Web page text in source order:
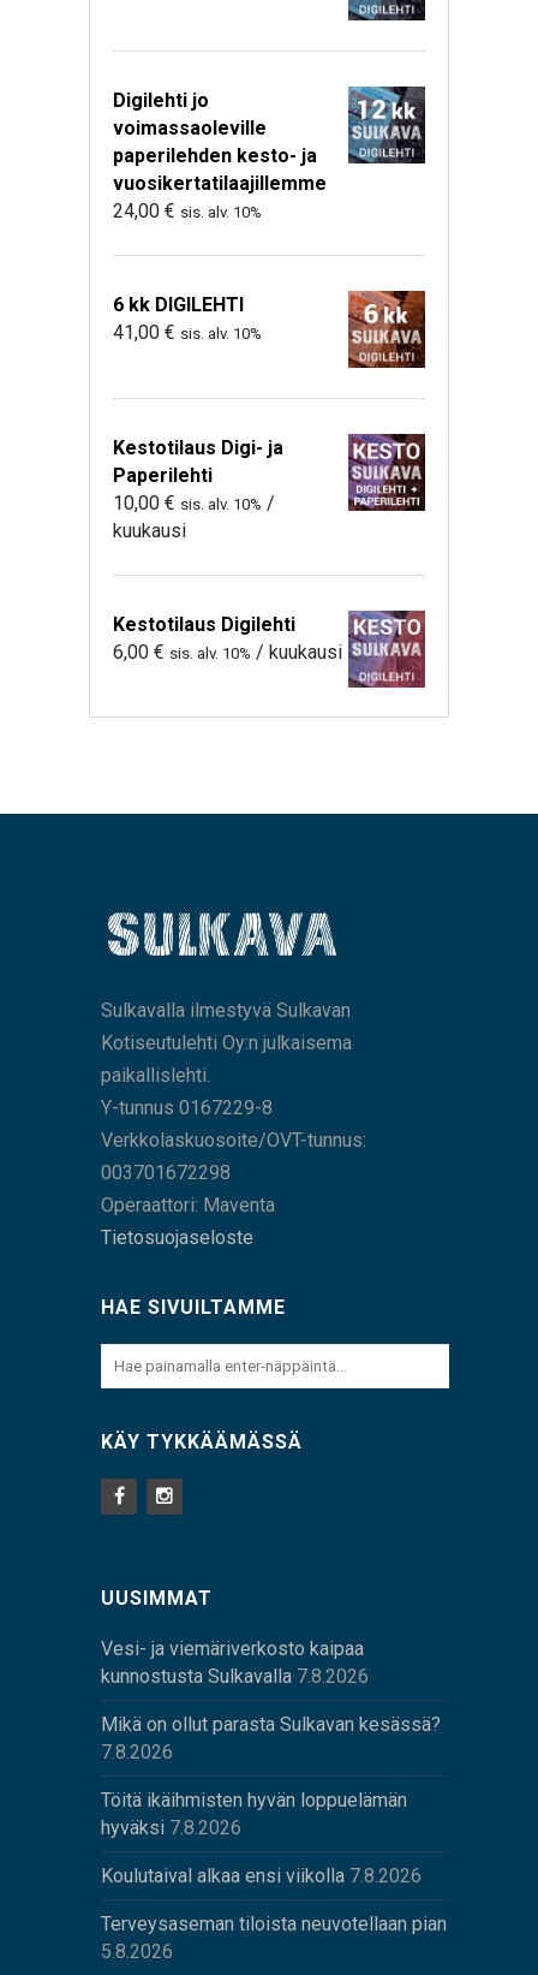
Digilehti jo
voimassaoleville
paperilehden kesto- ja
vuosikertatilaajillemme
24,00 € sis. alv. 10%
6 kk DIGILEHTI
41,00 € sis. alv. 10%
Kestotilaus Digi- ja
Paperilehti
10,00 € sis. alv. 10% /
kuukausi
Kestotilaus Digilehti
6,00 € sis. alv. 10% / kuukausi
Sulkavalla ilmestyvä Sulkavan
Kotiseutulehti Oy:n julkaisema
paikallislehti.
Y-tunnus 0167229-8
Verkkolaskuosoite/OVT-tunnus:
003701672298
Operaattori: Maventa
Tietosuojaseloste
HAE SIVUILTAMME
KÄY TYKKÄÄMÄSSÄ
UUSIMMAT
Vesi- ja viemäriverkosto kaipaa
kunnostusta Sulkavalla 7.8.2026
Mikä on ollut parasta Sulkavan kesässä?
7.8.2026
Töitä ikäihmisten hyvän loppuelämän
hyväksi 7.8.2026
Koulutaival alkaa ensi viikolla 7.8.2026
Terveysaseman tiloista neuvotellaan pian
5.8.2026